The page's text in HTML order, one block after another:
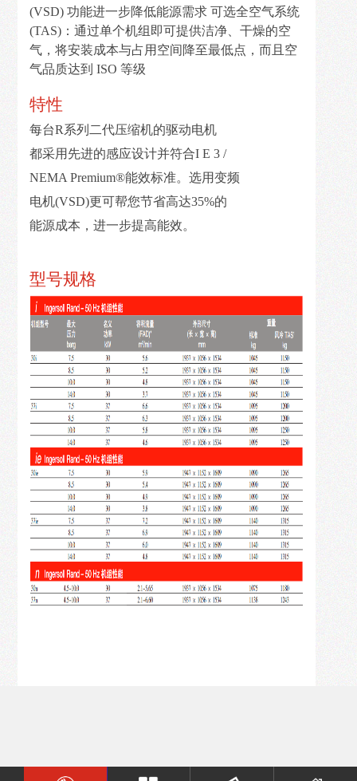
联
系
我
(VSD) 功能进一步降低能源需求 可选全空气系统
(TAS)：通过单个机组即可提供洁净、干燥的空
气，将安装成本与占用空间降至最低点，而且空
气品质达到 ISO 等级
特性
每台R系列二代压缩机的驱动电机
都采用先进的感应设计并符合I E 3 /
NEMA Premium®能效标准。选用变频
电机(VSD)更可帮您节省高达35%的
能源成本，进一步提高能效。
型号规格